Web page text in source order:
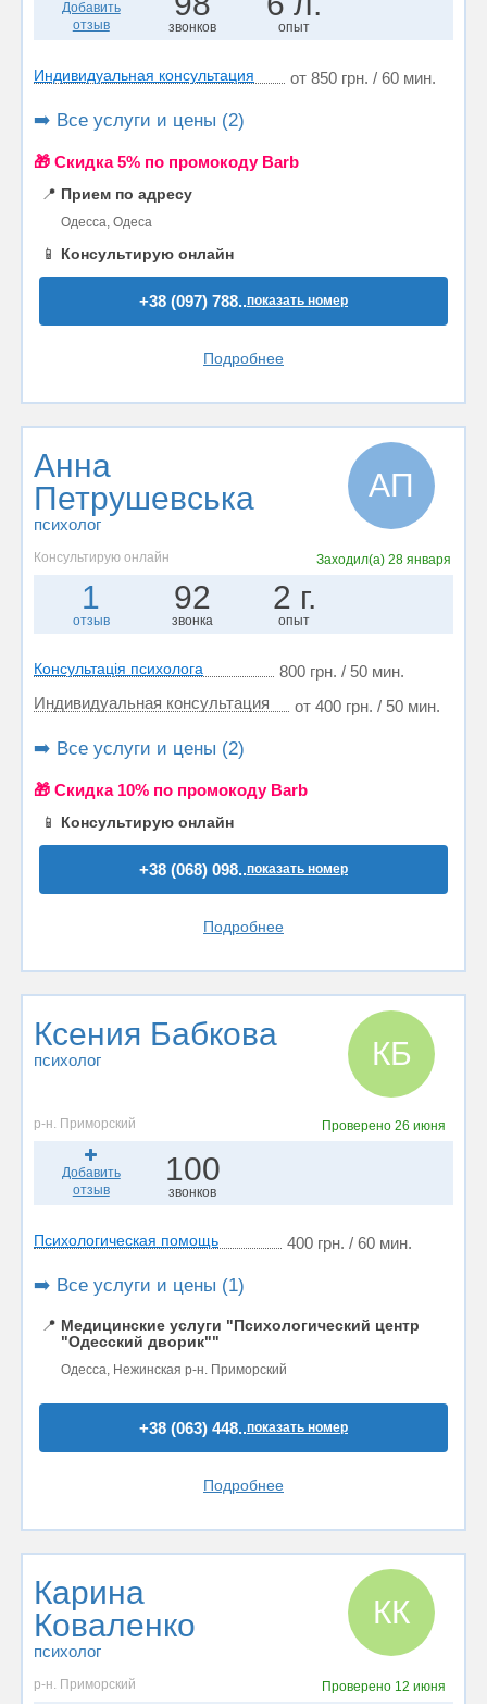
Добавить
отзыв
звонков опыт
Индивидуальная консультация от 850 грн. / 60 мин.
➡️ Все услуги и цены (2)
🎁 Cкидка 5% по промокоду Barb
📍 Прием по адресу
Одесса, Одеса
📱 Консультирую онлайн
+38 (097) 788..показать номер
Подробнее
Анна
Петрушевська
психолог
АП
Консультирую онлайн Заходил(а) 28 января
1
отзыв
92
звонка
2 г.
опыт
Консультація психолога
800 грн. / 50 мин.
Индивидуальная консультация
от 400 грн. / 50 мин.
➡️ Все услуги и цены (2)
🎁 Cкидка 10% по промокоду Barb
📱 Консультирую онлайн
+38 (068) 098..показать номер
Подробнее
Ксения Бабкова
психолог КБ
р-н. Приморский Проверено 26 июня
Добавить
отзыв
100
звонков
Психологическая помощь 400 грн. / 60 мин.
➡️ Все услуги и цены (1)
📍 Медицинские услуги "Психологический центр
"Одесский дворик""
Одесса, Нежинская р-н. Приморский
+38 (063) 448..показать номер
Подробнее
Карина
Коваленко
психолог
КК
р-н. Приморский Проверено 12 июня